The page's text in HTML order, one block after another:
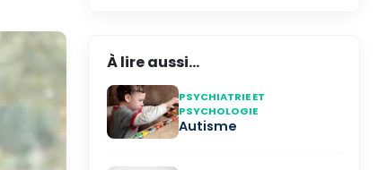
À lire aussi...
PSYCHIATRIE ET
PSYCHOLOGIE
Autisme